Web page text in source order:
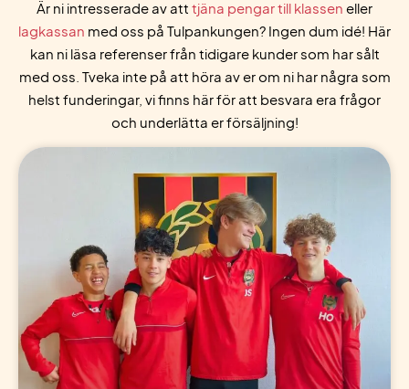
Är ni intresserade av att tjäna pengar till klassen eller
lagkassan med oss på Tulpankungen? Ingen dum idé! Här
kan ni läsa referenser från tidigare kunder som har sålt
med oss. Tveka inte på att höra av er om ni har några som
helst funderingar, vi finns här för att besvara era frågor
och underlätta er försäljning!